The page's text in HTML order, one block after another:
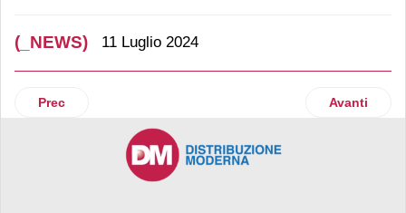
(_NEWS) 11 Luglio 2024
Articolo precedente: Despar Centro Sud, secondo
Prec Articolo
Avanti